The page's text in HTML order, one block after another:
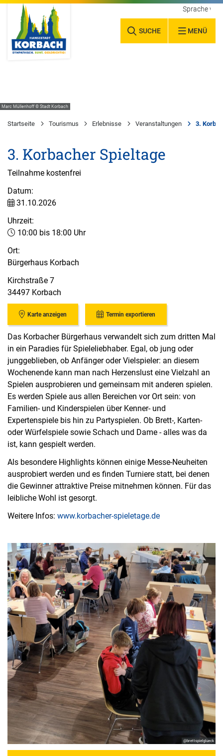
SUCHE MENÜ
Sprache
Marc Müllenhoff © Stadt Korbach
Startseite Tourismus Erlebnisse Veranstaltungen 3.
3. Korbacher Spieltage
Teilnahme kostenfrei
Datum:
31.10.2026
Uhrzeit:
10:00 bis 18:00 Uhr
Ort:
Bürgerhaus Korbach
Kirchstraße 7
34497 Korbach
Karte anzeigen Termin exportieren
Das Korbacher Bürgerhaus verwandelt sich zum dritten Mal
in ein Paradies für Spieleliebhaber. Egal, ob jung oder
junggeblieben, ob Anfänger oder Vielspieler: an diesem
Wochenende kann man nach Herzenslust eine Vielzahl an
Spielen ausprobieren und gemeinsam mit anderen spielen.
Es werden Spiele aus allen Bereichen vor Ort sein: von
Familien- und Kinderspielen über Kenner- und
Expertenspiele bis hin zu Partyspielen. Ob Brett-, Karten-
oder Würfelspiele sowie Schach und Dame - alles was da
ist, kann gespielt werden.
Als besondere Highlights können einige Messe-Neuheiten
ausprobiert werden und es finden Turniere statt, bei denen
die Gewinner attraktive Preise mitnehmen können. Für das
leibliche Wohl ist gesorgt.
Weitere Infos: www.korbacher-spieletage.de
@brettspielglueck